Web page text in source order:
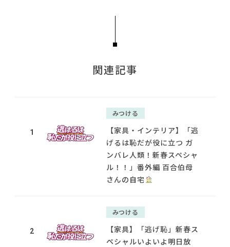
関連記事
1
みつける
【家具・インテリア】「逃
げるは恥だが役に立つ ガ
ンバレ人類！新春スペシャ
ル！！」番外編 百合伯母
さんの自宅
2
みつける
【家具】「逃げ恥」新春ス
ペシャルいよいよ明日放